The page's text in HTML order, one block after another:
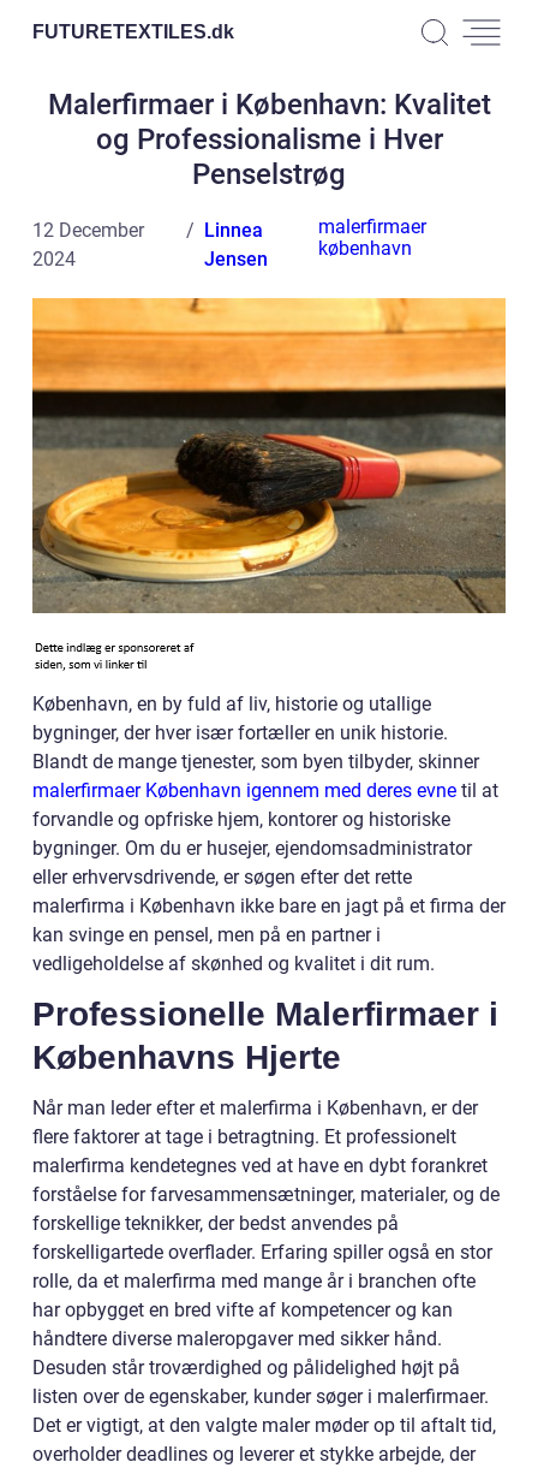
FUTURETEXTILES.dk
Malerfirmaer i København: Kvalitet
og Professionalisme i Hver
Penselstrøg
12 December
2024
Linnea
Jensen
malerfirmaer
københavn
København, en by fuld af liv, historie og utallige
bygninger, der hver især fortæller en unik historie.
Blandt de mange tjenester, som byen tilbyder, skinner
malerfirmaer København igennem med deres evne til at
forvandle og opfriske hjem, kontorer og historiske
bygninger. Om du er husejer, ejendomsadministrator
eller erhvervsdrivende, er søgen efter det rette
malerfirma i København ikke bare en jagt på et firma der
kan svinge en pensel, men på en partner i
vedligeholdelse af skønhed og kvalitet i dit rum.
Professionelle Malerfirmaer i
Københavns Hjerte
Når man leder efter et malerfirma i København, er der
flere faktorer at tage i betragtning. Et professionelt
malerfirma kendetegnes ved at have en dybt forankret
forståelse for farvesammensætninger, materialer, og de
forskellige teknikker, der bedst anvendes på
forskelligartede overflader. Erfaring spiller også en stor
rolle, da et malerfirma med mange år i branchen ofte
har opbygget en bred vifte af kompetencer og kan
håndtere diverse maleropgaver med sikker hånd.
Desuden står troværdighed og pålidelighed højt på
listen over de egenskaber, kunder søger i malerfirmaer.
Det er vigtigt, at den valgte maler møder op til aftalt tid,
overholder deadlines og leverer et stykke arbejde, der